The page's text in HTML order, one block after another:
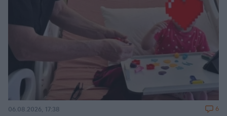
06.08.2026, 17:38 6